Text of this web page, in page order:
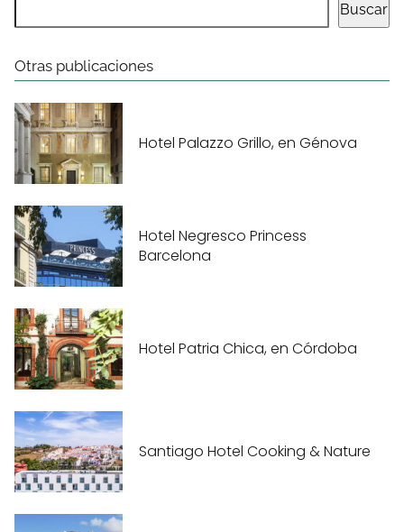
Buscar
Otras publicaciones
Hotel Palazzo Grillo, en Génova
Hotel Negresco Princess
Barcelona
Hotel Patria Chica, en Córdoba
Santiago Hotel Cooking & Nature